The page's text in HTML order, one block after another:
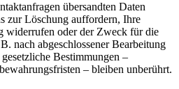
übersandten Daten
zur Löschung auffordern, Ihre
widerrufen oder der Zweck für die
nach abgeschlossener Bearbeitung
Bestimmungen –
– bleiben unberührt.